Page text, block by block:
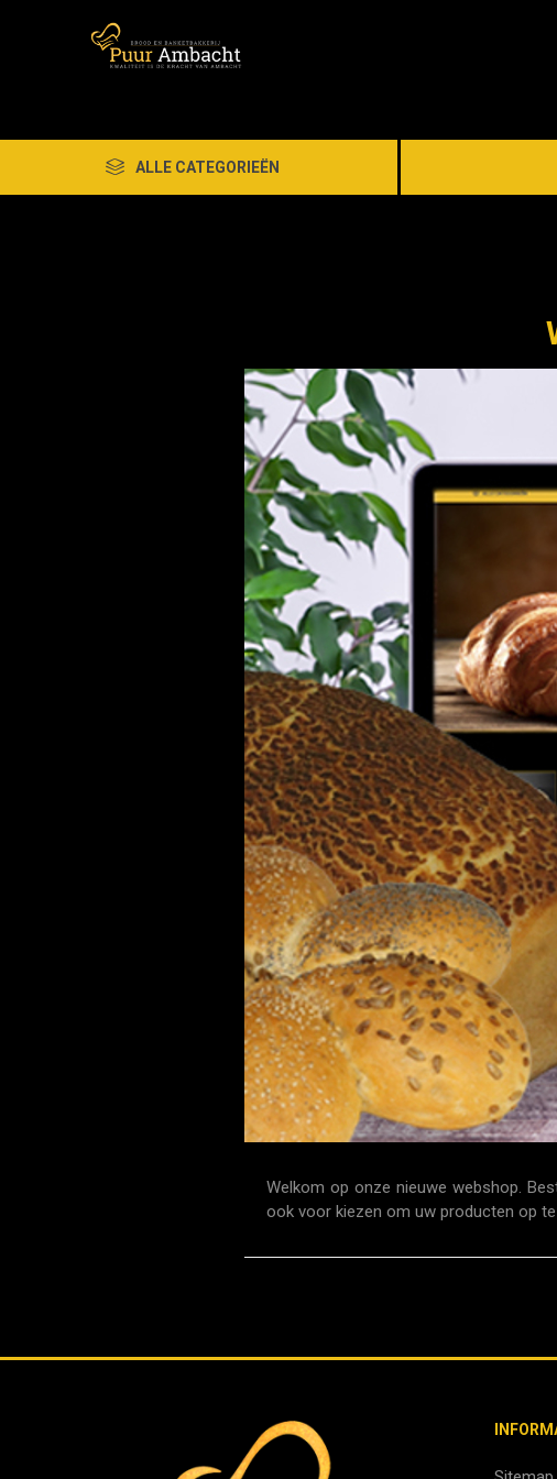
ALLE CATEGORIEËN
Welkom op onze nieuwe webshop.
ook voor kiezen om uw producten op